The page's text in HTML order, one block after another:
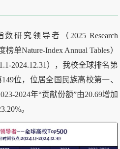
研究领导者（2025 Research
单Nature-Index Annual Tables）
2024.12.31），我校全球排名第
位，位居全国民族高校第一、
2024年“贡献份额”由20.69增加
。